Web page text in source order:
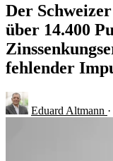
Der
über 14.400
fehlender
Eduard Altmann ·